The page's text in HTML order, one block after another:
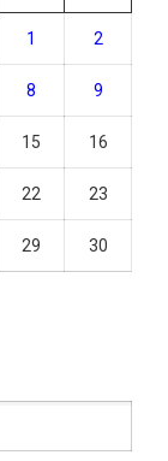
1 2
8 9
15 16
22 23
29 30